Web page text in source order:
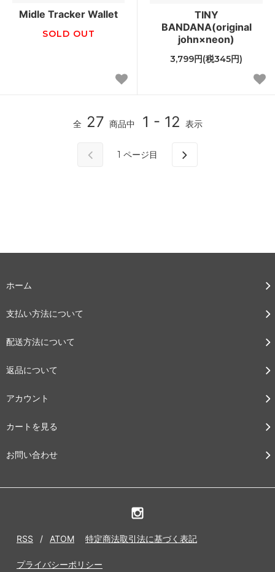
Midle Tracker Wallet
SOLD OUT
TINY
BANDANA(original
john×neon)
3,799円(税345円)
全 27 商品中 1 - 12 表示
1 ページ目
ホーム
支払い方法について
配送方法について
返品について
アカウント
カートを見る
お問い合わせ
RSS / ATOM 特定商法取引法に基づく表記
プライバシーポリシー